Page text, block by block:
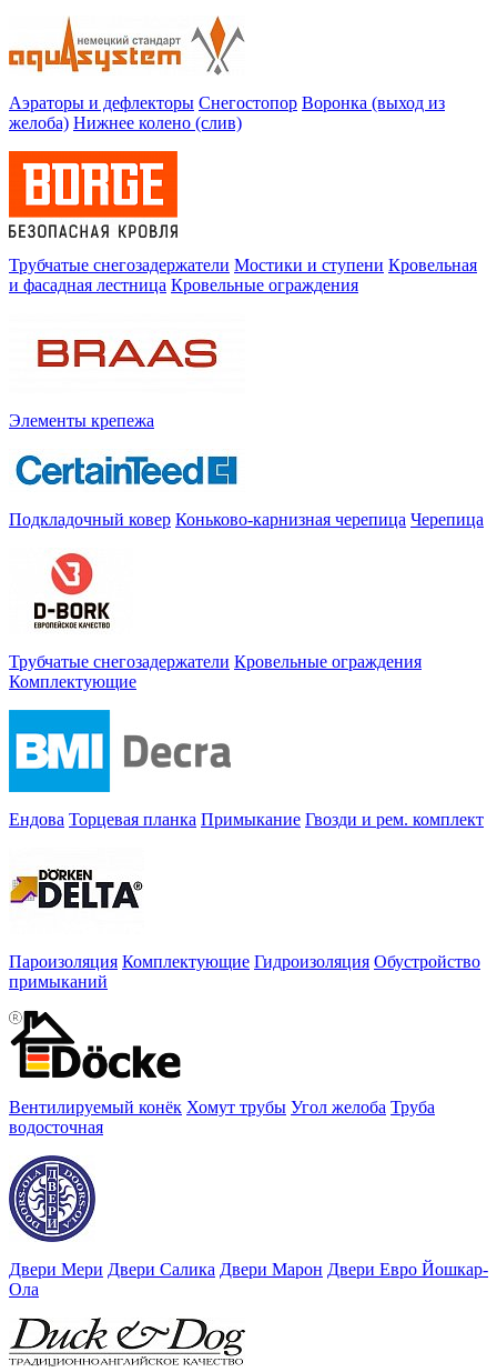
Аэраторы и дефлекторы Снегостопор Воронка (выход из
желоба) Нижнее колено (слив)
Трубчатые снегозадержатели Мостики и ступени Кровельная
и фасадная лестница Кровельные ограждения
Элементы крепежа
Подкладочный ковер Коньково-карнизная черепица Черепица
Трубчатые снегозадержатели Кровельные ограждения
Комплектующие
Ендова Торцевая планка Примыкание Гвозди и рем. комплект
Пароизоляция Комплектующие Гидроизоляция Обустройство
примыканий
Вентилируемый конёк Хомут трубы Угол желоба Труба
водосточная
Двери Мери Двери Салика Двери Марон Двери Евро Йошкар-
Ола